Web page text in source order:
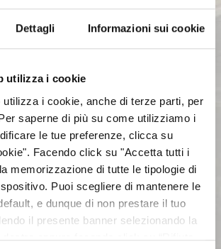
Dettagli Informazioni sui cookie
utilizza i cookie
i cookie, anche di terze parti, per
saperne di più su come utilizziamo i
le tue preferenze, clicca su
Facendo click su "Accetta tutti i
memorizzazione di tutte le tipologie di
Puoi scegliere di mantenere le
e dunque di non prestare il tuo
il presente banner selezionando la
oppure facendo click su “Rifiuta
E RELAZIONI
STAMPA
2017